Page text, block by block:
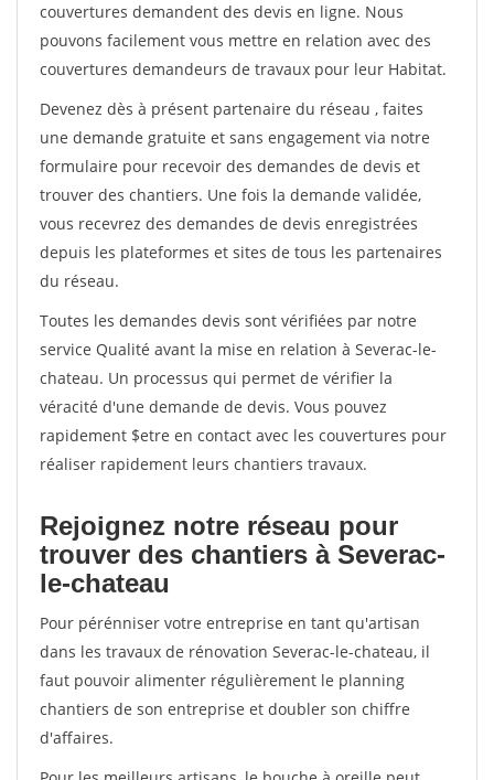
couvertures demandent des devis en ligne. Nous
pouvons facilement vous mettre en relation avec des
couvertures demandeurs de travaux pour leur Habitat.
Devenez dès à présent partenaire du réseau , faites
une demande gratuite et sans engagement via notre
formulaire pour recevoir des demandes de devis et
trouver des chantiers. Une fois la demande validée,
vous recevrez des demandes de devis enregistrées
depuis les plateformes et sites de tous les partenaires
du réseau.
Toutes les demandes devis sont vérifiées par notre
service Qualité avant la mise en relation à Severac-le-
chateau. Un processus qui permet de vérifier la
véracité d'une demande de devis. Vous pouvez
rapidement $etre en contact avec les couvertures pour
réaliser rapidement leurs chantiers travaux.
Rejoignez notre réseau pour
trouver des chantiers à Severac-
le-chateau
Pour pérénniser votre entreprise en tant qu'artisan
dans les travaux de rénovation Severac-le-chateau, il
faut pouvoir alimenter régulièrement le planning
chantiers de son entreprise et doubler son chiffre
d'affaires.